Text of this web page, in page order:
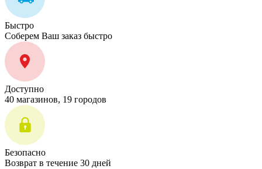
Быстро
Соберем Ваш заказ быстро
Доступно
40 магазинов, 19 городов
Безопасно
Возврат в течение 30 дней